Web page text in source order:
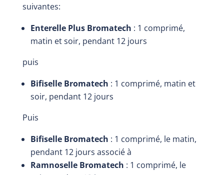
suivantes:
Enterelle Plus Bromatech : 1 comprimé,
matin et soir, pendant 12 jours
puis
Bifiselle Bromatech : 1 comprimé, matin et
soir, pendant 12 jours
Puis
Bifiselle Bromatech : 1 comprimé, le matin,
pendant 12 jours associé à
Ramnoselle Bromatech : 1 comprimé, le